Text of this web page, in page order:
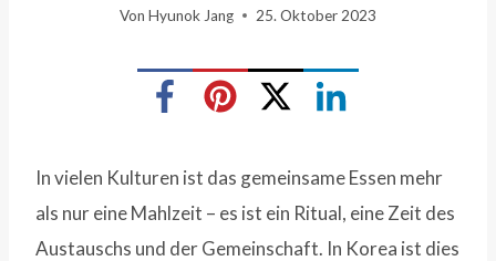
Von Hyunok Jang 25. Oktober 2023
In vielen Kulturen ist das gemeinsame Essen mehr
als nur eine Mahlzeit – es ist ein Ritual, eine Zeit des
Austauschs und der Gemeinschaft. In Korea ist dies